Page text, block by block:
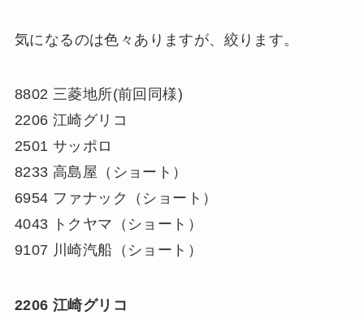
気になるのは色々ありますが、絞ります。
8802 三菱地所(前回同様)
2206 江崎グリコ
2501 サッポロ
8233 高島屋（ショート）
6954 ファナック（ショート）
4043 トクヤマ（ショート）
9107 川崎汽船（ショート）
2206 江崎グリコ